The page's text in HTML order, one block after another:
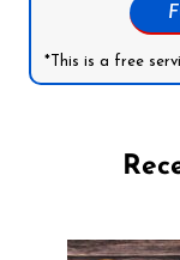
*This is a free